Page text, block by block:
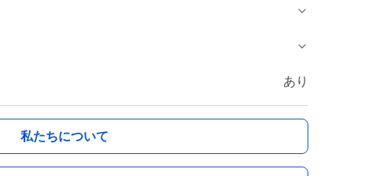
あり
私たちについて